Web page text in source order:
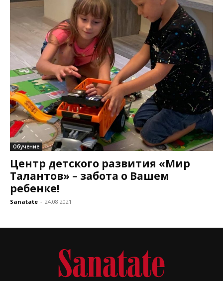
Обучение
Центр детского развития «Мир
Талантов» – забота о Вашем
ребенке!
Sanatate - 24.08.2021